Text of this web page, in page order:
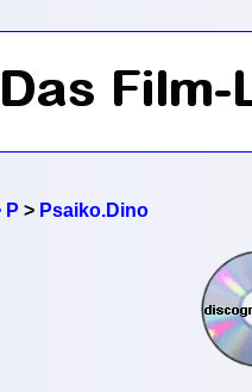
P > Psaiko.Dino